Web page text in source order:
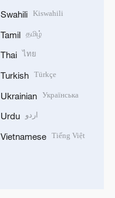
Swahili Kiswahili
Tamil தமிழ்
Thai ไทย
Turkish Türkçe
Ukrainian Українська
Urdu اردو
Vietnamese Tiếng Việt